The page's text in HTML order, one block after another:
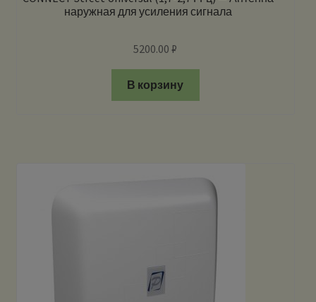
наружная для усиления сигнала
5200.00₽
В корзину